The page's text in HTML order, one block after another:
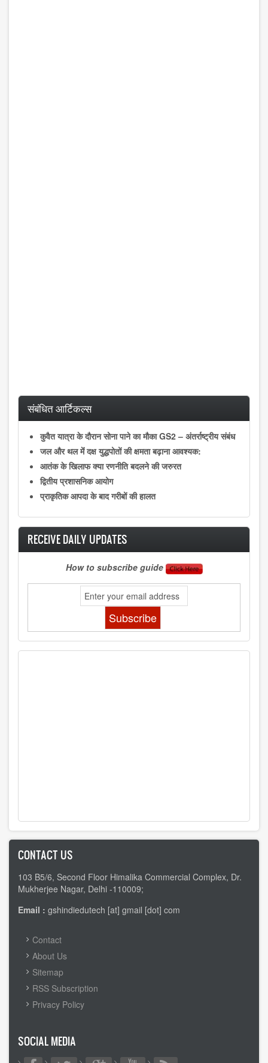
संबंधित आर्टिकल्स
कुवैत यात्रा के दौरान सोना पाने का मौका GS2 – अंतर्राष्ट्रीय संबंध
जल और थल मेंं दक्ष युद्धपोतों की क्षमता बढ़ाना आवश्यक:
आतंक के खिलाफ क्या रणनीति बदलने की जरुरत
द्वितीय प्रशासनिक आयोग
प्राकृतिक आपदा के बाद गरीबों की हालत
RECEIVE DAILY UPDATES
How to subscribe guide
CONTACT US
103 B5/6, Second Floor Himalika Commercial Complex, Dr.
Mukherjee Nagar, Delhi -110009;
Email : gshindiedutech [at] gmail [dot] com
FOOTER
MENU
Contact
About Us
Sitemap
RSS Subscription
Privacy Policy
SOCIAL MEDIA